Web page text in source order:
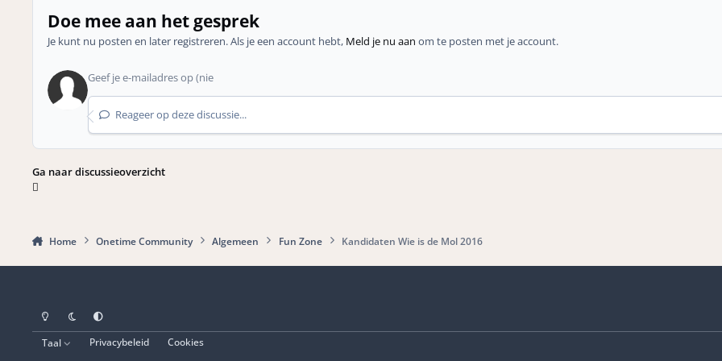
Doe mee aan het gesprek
Je kunt nu posten en later registreren. Als je een account hebt, Meld je nu aan om te posten met je account.
Reageer op deze discussie...
Ga naar discussieoverzicht
Home Onetime Community Algemeen Fun Zone Kandidaten Wie is de Mol 2016
Light ModeDark ModeSysteemvoorkeuren
Taal Privacybeleid Cookies